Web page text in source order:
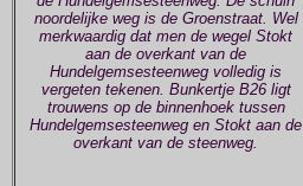
noordelijke weg is de Groenstraat. Wel
merkwaardig dat men de wegel Stokt
aan de overkant van de
Hundelgemsesteenweg volledig is
vergeten tekenen. Bunkertje B26 ligt
trouwens op de binnenhoek tussen
Hundelgemsesteenweg en Stokt aan de
overkant van de steenweg.